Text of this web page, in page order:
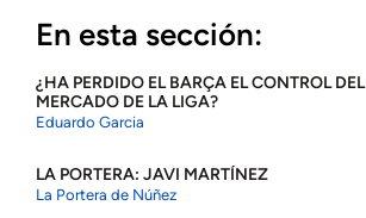
En esta sección:
¿HA PERDIDO EL BARÇA EL CONTROL DEL
MERCADO DE LA LIGA?
Eduardo Garcia
LA PORTERA: JAVI MARTÍNEZ
La Portera de Núñez